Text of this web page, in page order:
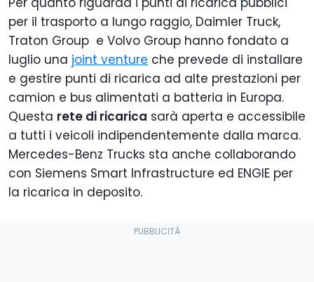
per il trasporto a lungo raggio, Daimler Truck,
Traton Group e Volvo Group hanno fondato a
luglio una joint venture che prevede di installare
e gestire punti di ricarica ad alte prestazioni per
camion e bus alimentati a batteria in Europa.
Questa rete di ricarica sarà aperta e accessibile
a tutti i veicoli indipendentemente dalla marca.
Mercedes-Benz Trucks sta anche collaborando
con Siemens Smart Infrastructure ed ENGIE per
la ricarica in deposito.